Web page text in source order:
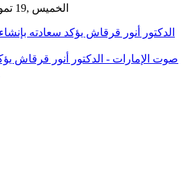
GMT 18:31 2018 الخميس ,19 تموز / يوليو
الدكتور أنور قرقاش يؤكد سعادته